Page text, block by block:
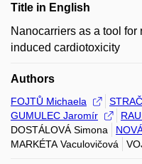
Title in English
Nanocarriers as a tool
induced cardiotoxicity
Authors
FOJTŮ Michaela
GUMULEC Jaromír
DOSTÁLOVÁ Simona
MARKÉTA Vaculovičová